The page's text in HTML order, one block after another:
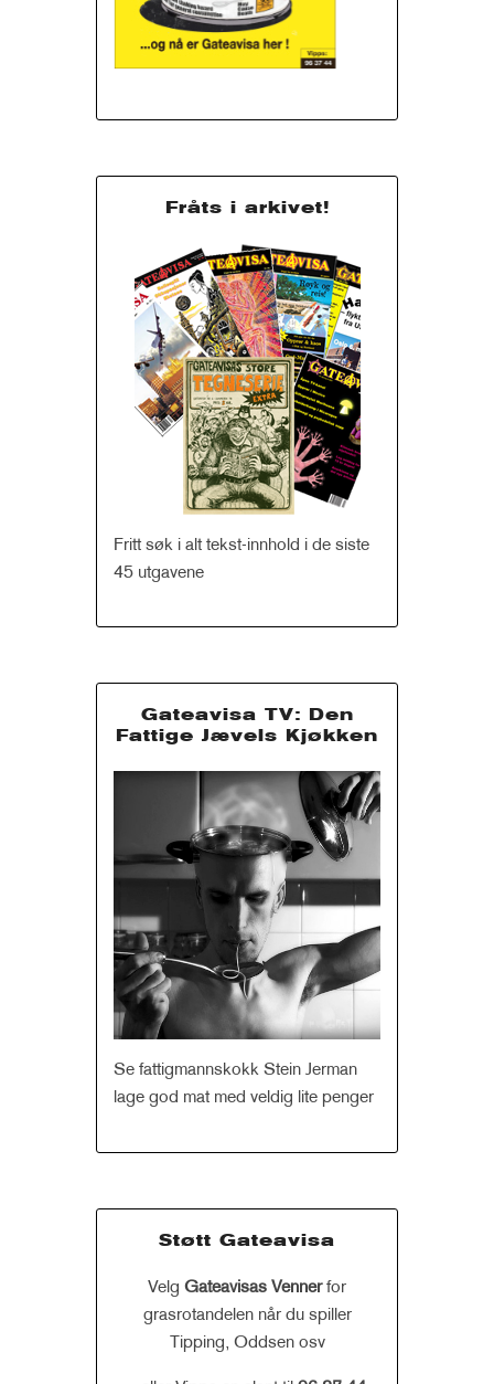
Fråts i arkivet!
Fritt søk i alt tekst-innhold i de siste
45 utgavene
Gateavisa TV: Den
Fattige Jævels Kjøkken
Se fattigmannskokk Stein Jerman
lage god mat med veldig lite penger
Støtt Gateavisa
Velg Gateavisas Vennerfor
grasrotandelen når du spiller
Tipping, Oddsen osv